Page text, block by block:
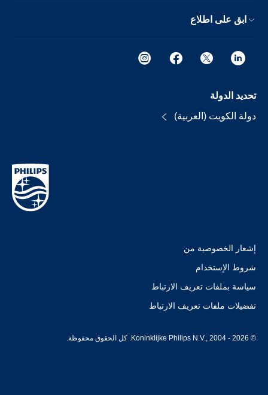
ابق على اطلاع
تحديد الدولة
دولة الكويت (العربية)
إشعار الخصوصية من
شروط الإستخدام
سياسة بملفات تعريف الارتباط
تفضيلات ملفات تعريف الارتباط
© Koninklijke Philips N.V., 2004 - 2026. كل الحقوق محفوظة.